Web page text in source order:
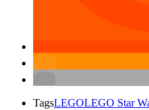
TagsLEGOLEGO Star